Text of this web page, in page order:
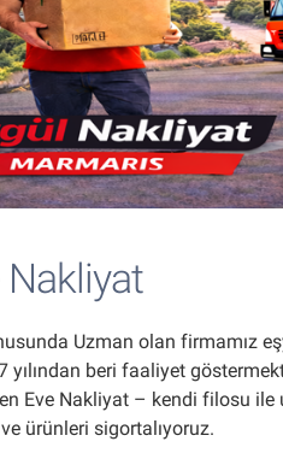
Nakliyat
Uzman olan firmamız
beri faaliyet
Eve Nakliyat – kendi filosu
ürünleri sigortalıyoruz.